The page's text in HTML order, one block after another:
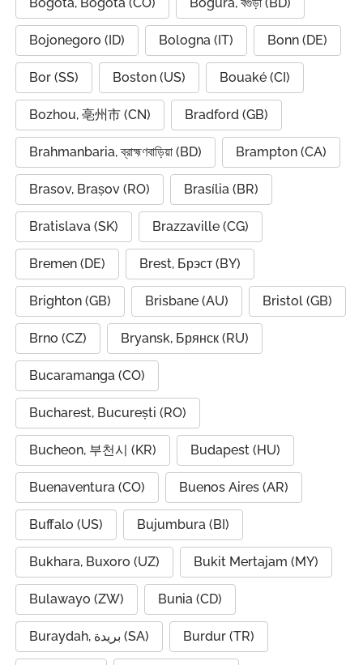
Bojonegoro (ID) Bologna (IT) Bonn (DE)
Bor (SS) Boston (US) Bouaké (CI)
Bozhou, 亳州市 (CN) Bradford (GB)
Brahmanbaria, ব্রাহ্মণবাড়িয়া (BD) Brampton (CA)
Brasov, Brașov (RO) Brasília (BR)
Bratislava (SK) Brazzaville (CG)
Bremen (DE) Brest, Брэст (BY)
Brighton (GB) Brisbane (AU) Bristol (GB)
Brno (CZ) Bryansk, Брянск (RU)
Bucaramanga (CO)
Bucharest, București (RO)
Bucheon, 부천시 (KR) Budapest (HU)
Buenaventura (CO) Buenos Aires (AR)
Buffalo (US) Bujumbura (BI)
Bukhara, Buxoro (UZ) Bukit Mertajam (MY)
Bulawayo (ZW) Bunia (CD)
Buraydah, بريدة (SA) Burdur (TR)